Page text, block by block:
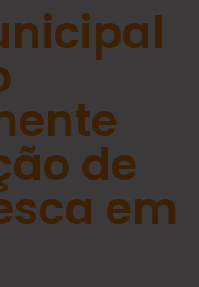
de
em